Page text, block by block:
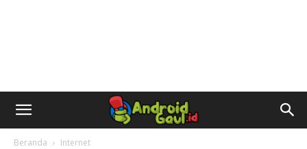
AndroidGaul.id
Beranda Internet